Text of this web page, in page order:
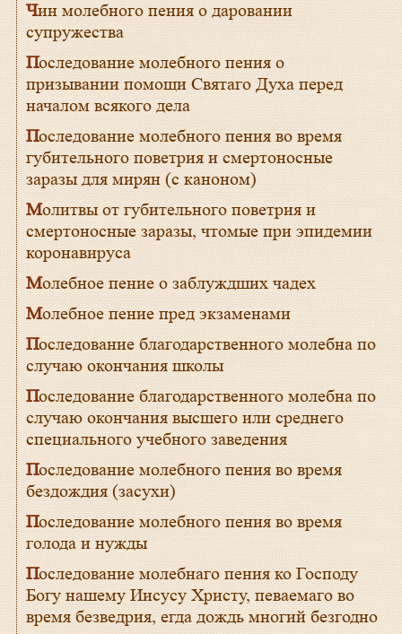
Чин молебного пения о даровании
супружества
Последование молебного пения о
призывании помощи Святаго Духа перед
началом всякого дела
Последование молебного пения во время
губительного поветрия и смертоносные
заразы для мирян (с каноном)
Молитвы от губительного поветрия и
смертоносные заразы, чтомые при эпидемии
коронавируса
Молебное пение о заблуждших чадех
Молебное пение пред экзаменами
Последование благодарственного молебна по
случаю окончания школы
Последование благодарственного молебна по
случаю окончания высшего или среднего
специального учебного заведения
Последование молебного пения во время
бездождия (засухи)
Последование молебного пения во время
голода и нужды
Последование молебнаго пения ко Господу
Богу нашему Иисусу Христу, певаемаго во
время безведрия, егда дождь многий безгодно